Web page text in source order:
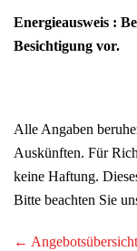
Energieausweis :
Besichtigung vor.
Alle Angaben
Auskünften. Für
keine Haftung.
Bitte beachten Sie
← Angebotsübersicht